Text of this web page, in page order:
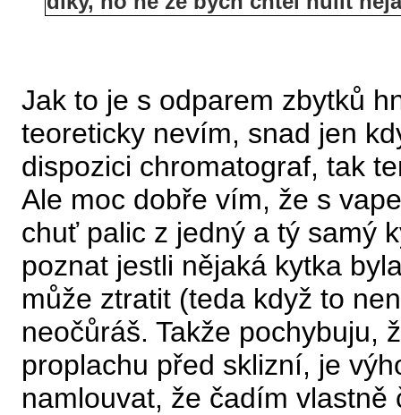
Jak to je s odparem zbytků
teoreticky nevím, snad jen
dispozici chromatograf, tak
Ale moc dobře vím, že s
chuť palic z jedný a tý samý
poznat jestli nějaká kytka
může ztratit (teda když to
neočůráš. Takže pochybuju,
proplachu před sklizní, je
namlouvat, že čadím vlastně